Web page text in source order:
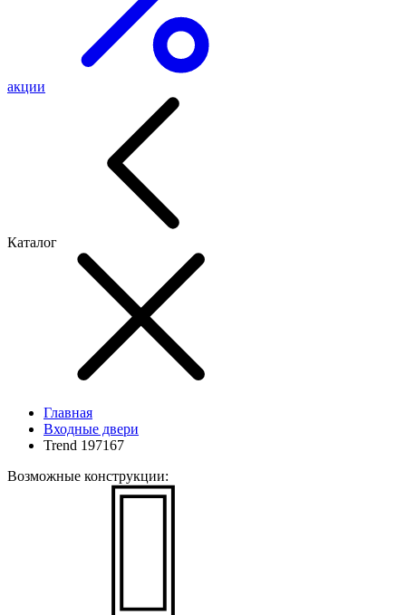
акции
Каталог
Главная
Входные двери
Trend 197167
Возможные конструкции: